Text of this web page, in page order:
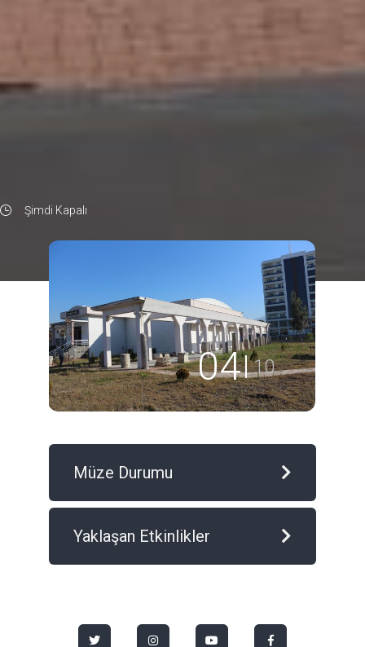
Şimdi Kapalı
05 10
Müze Durumu
Yaklaşan Etkinlikler